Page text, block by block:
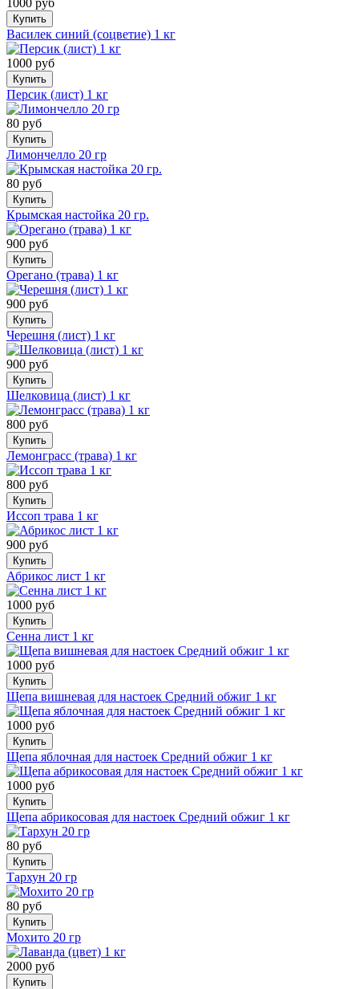
Купить
Василек синий (соцветие) 1 кг
1000 руб
Купить
Персик (лист) 1 кг
80 руб
Купить
Лимончелло 20 гр
80 руб
Купить
Крымская настойка 20 гр.
900 руб
Купить
Орегано (трава) 1 кг
900 руб
Купить
Черешня (лист) 1 кг
900 руб
Купить
Шелковица (лист) 1 кг
800 руб
Купить
Лемонграсс (трава) 1 кг
800 руб
Купить
Иссоп трава 1 кг
900 руб
Купить
Абрикос лист 1 кг
1000 руб
Купить
Сенна лист 1 кг
1000 руб
Купить
Щепа вишневая для настоек Средний обжиг 1 кг
1000 руб
Купить
Щепа яблочная для настоек Средний обжиг 1 кг
1000 руб
Купить
Щепа абрикосовая для настоек Средний обжиг 1 кг
80 руб
Купить
Тархун 20 гр
80 руб
Купить
Мохито 20 гр
2000 руб
Купить